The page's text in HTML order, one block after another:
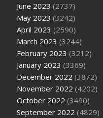
June 2023 (2737)
May 2023 (3242)
April 2023 (2590)
March 2023 (3244)
February 2023 (3212)
January 2023 (3369)
December 2022 (3872)
November 2022 (4202)
October 2022 (3490)
September 2022 (4829)